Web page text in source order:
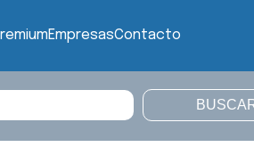
EmpresasContacto